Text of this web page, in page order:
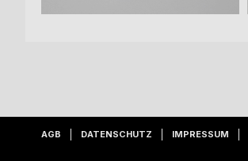
AGB DATENSCHUTZ IMPRESSUM